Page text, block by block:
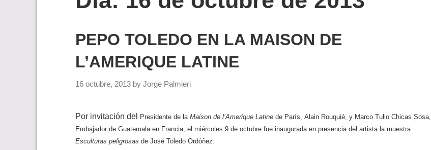
PEPO TOLEDO EN LA MAISON DE
L’AMERIQUE LATINE
16 octubre, 2013 by Jorge Palmieri
Por invitación del Presidente de la Maison de l’Amerique Latine de París, Alain Rouquié, y Marco Tulio Chicas Sosa,
Embajador de Guatemala en Francia, el miércoles 9 de octubre fue inaugurada en presencia del artista la muestra
Esculturas peligrosas de José Toledo Ordóñez.